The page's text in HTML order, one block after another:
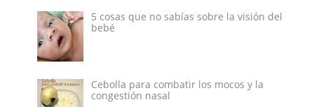
5 cosas que no sabías sobre la visión del
bebé
Cebolla para combatir los mocos y la
congestión nasal